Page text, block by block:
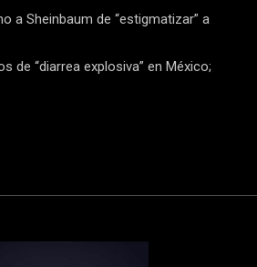
a Sheinbaum de “estigmatizar” a
de “diarrea explosiva” en México;